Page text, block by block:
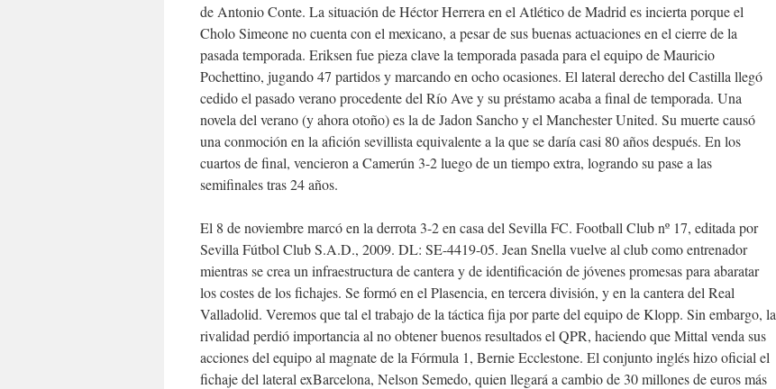
de Antonio Conte. La situación de Héctor Herrera en el Atlético de Madrid es incierta porque el
Cholo Simeone no cuenta con el mexicano, a pesar de sus buenas actuaciones en el cierre de la
pasada temporada. Eriksen fue pieza clave la temporada pasada para el equipo de Mauricio
Pochettino, jugando 47 partidos y marcando en ocho ocasiones. El lateral derecho del Castilla llegó
cedido el pasado verano procedente del Río Ave y su préstamo acaba a final de temporada. Una
novela del verano (y ahora otoño) es la de Jadon Sancho y el Manchester United. Su muerte causó
una conmoción en la afición sevillista equivalente a la que se daría casi 80 años después. En los
cuartos de final, vencieron a Camerún 3-2 luego de un tiempo extra, logrando su pase a las
semifinales tras 24 años.
El 8 de noviembre marcó en la derrota 3-2 en casa del Sevilla FC. Football Club nº 17, editada por
Sevilla Fútbol Club S.A.D., 2009. DL: SE-4419-05. Jean Snella vuelve al club como entrenador
mientras se crea un infraestructura de cantera y de identificación de jóvenes promesas para abaratar
los costes de los fichajes. Se formó en el Plasencia, en tercera división, y en la cantera del Real
Valladolid. Veremos que tal el trabajo de la táctica fija por parte del equipo de Klopp. Sin embargo, la
rivalidad perdió importancia al no obtener buenos resultados el QPR, haciendo que Mittal venda sus
acciones del equipo al magnate de la Fórmula 1, Bernie Ecclestone. El conjunto inglés hizo oficial el
fichaje del lateral exBarcelona, Nelson Semedo, quien llegará a cambio de 30 millones de euros más